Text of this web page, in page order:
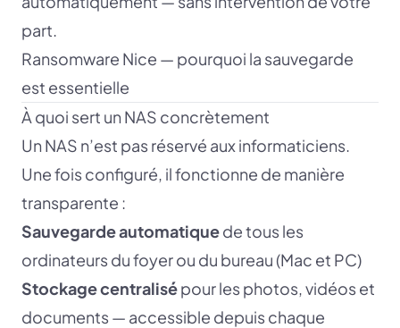
part.
Ransomware Nice — pourquoi la sauvegarde
est essentielle
À quoi sert un NAS concrètement
Un NAS n’est pas réservé aux informaticiens.
Une fois configuré, il fonctionne de manière
transparente :
Sauvegarde automatiquede tous les
ordinateurs du foyer ou du bureau (Mac et PC)
Stockage centralisépour les photos, vidéos et
documents — accessible depuis chaque